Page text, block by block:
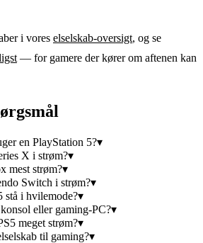
i vores elselskab-oversigt, og se
— for gamere der kører om aftenen kan
en PlayStation 5?▾
X i strøm?▾
mest strøm?▾
Switch i strøm?▾
stå i hvilemode?▾
eller gaming-PC?▾
meget strøm?▾
til gaming?▾